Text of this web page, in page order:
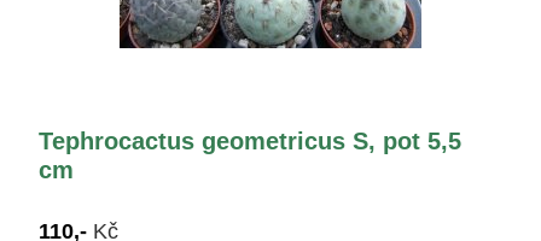
Tephrocactus geometricus S, pot 5,5
cm
110,- Kč